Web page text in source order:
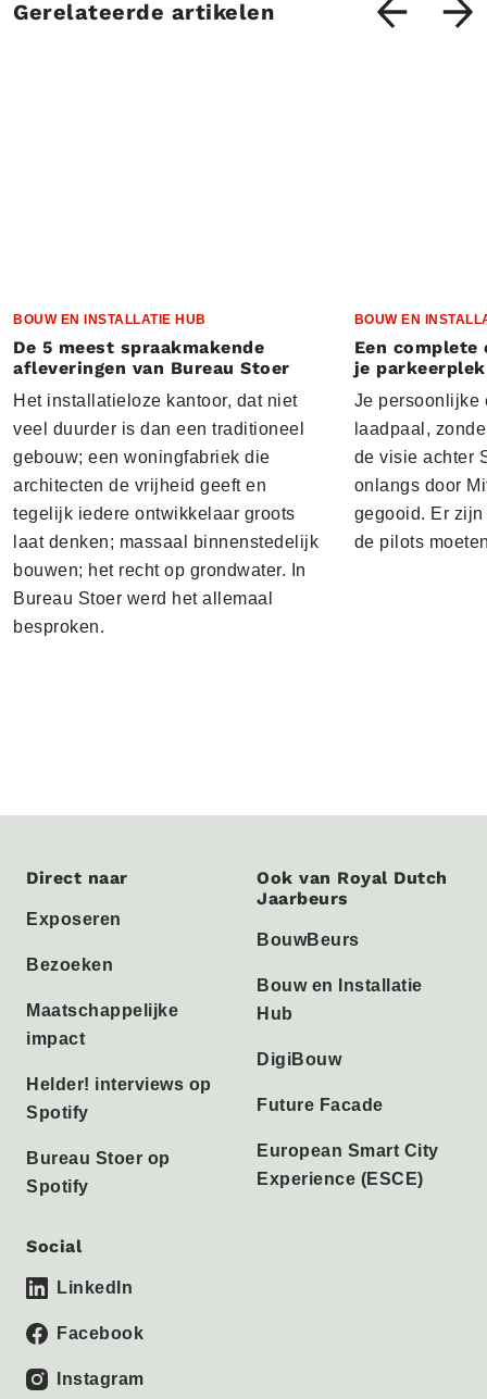
Gerelateerde artikelen
BOUW EN INSTALLATIE HUB
De 5 meest spraakmakende
afleveringen van Bureau Stoer
Het installatieloze kantoor, dat niet
veel duurder is dan een traditioneel
gebouw; een woningfabriek die
architecten de vrijheid geeft en
tegelijk iedere ontwikkelaar groots
laat denken; massaal binnenstedelijk
bouwen; het recht op grondwater. In
Bureau Stoer werd het allemaal
besproken.
BOUW EN
Een complete
je parkeerplek
Je persoonlijke
laadpaal,
de visie achter
onlangs door
gegooid. Er
de pilots
Direct naar
Exposeren
Bezoeken
Maatschappelijke
impact
Helder! interviews op
Spotify
Bureau Stoer op
Spotify
Ook van Royal Dutch
Jaarbeurs
BouwBeurs
Bouw en Installatie
Hub
DigiBouw
Future Facade
European Smart City
Experience (ESCE)
Social
LinkedIn
Facebook
Instagram